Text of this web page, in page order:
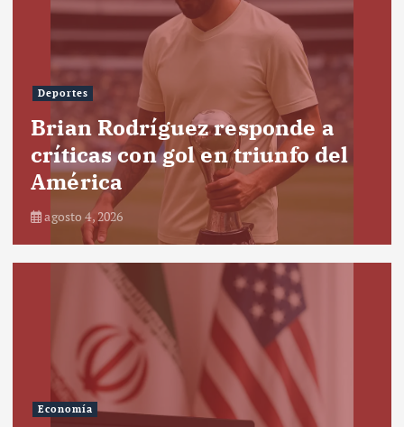
Deportes
Brian Rodríguez responde a
críticas con gol en triunfo del
América
agosto 4, 2026
Economía